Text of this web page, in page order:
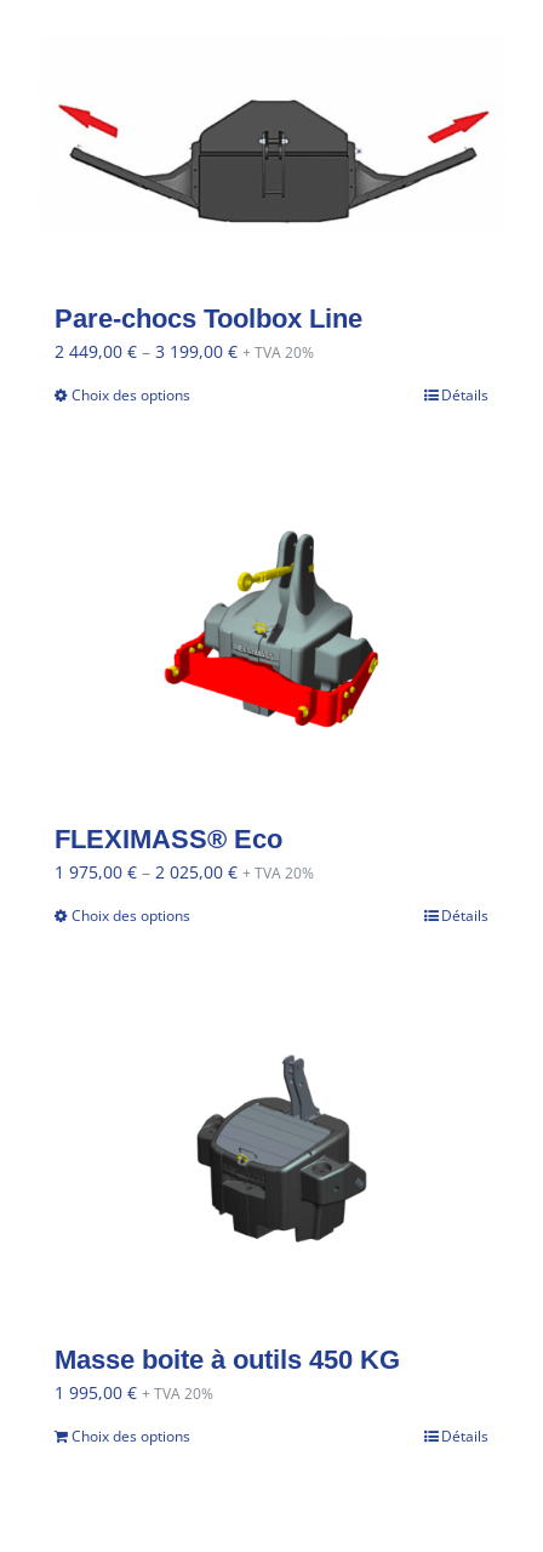
Pare-chocs Toolbox Line
2 449,00 € – 3 199,00 € + TVA 20%
Choix des options Détails
FLEXIMASS® Eco
1 975,00 € – 2 025,00 € + TVA 20%
Choix des options Détails
Masse boite à outils 450 KG
1 995,00 € + TVA 20%
Choix des options Détails